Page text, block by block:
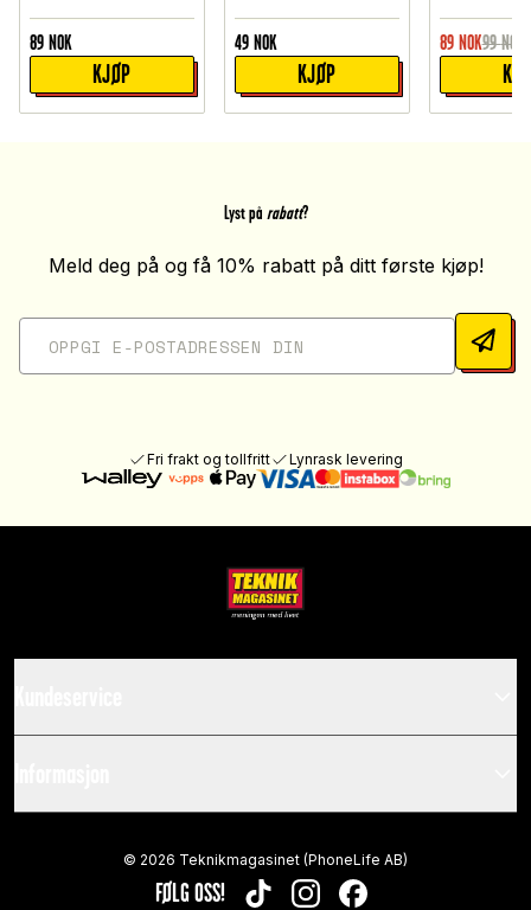
89 NOK
KJØP
49 NOK
KJØP
89 NOK99 NOK
Lyst på rabatt?
Meld deg på og få 10% rabatt på ditt første kjøp!
Fri frakt og tollfritt Lynrask levering
FØLG OSS! TIKTOKINSTAGRAMFACEBOOK
© 2026 Teknikmagasinet (PhoneLife AB)